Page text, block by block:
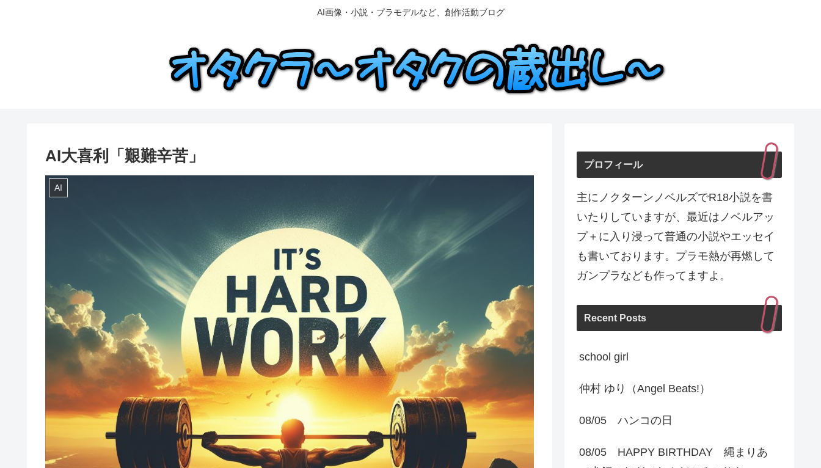
AI画像・小説・プラモデルなど、創作活動ブログ
AI大喜利「艱難辛苦」
AI
プロフィール
主にノクターンノベルズでR18小説を書
いたりしていますが、最近はノベルアッ
プ＋に入り浸って普通の小説やエッセイ
も書いております。プラモ熱が再燃して
ガンプラなども作ってますよ。
Recent Posts
school girl
仲村 ゆり（Angel Beats!）
08/05 ハンコの日
08/05 HAPPY BIRTHDAY 縄まりあ